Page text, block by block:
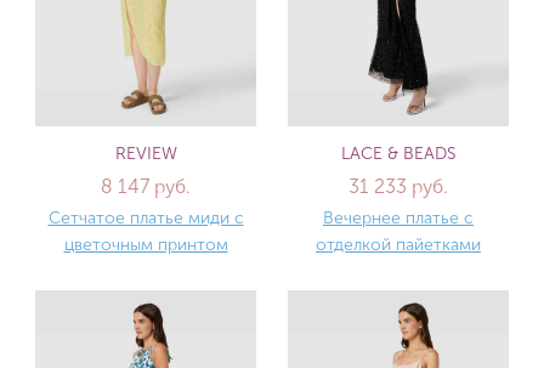
REVIEW
8 147 руб.
Сетчатое платье миди с
цветочным принтом
LACE & BEADS
31 233 руб.
Вечернее платье с
отделкой пайетками